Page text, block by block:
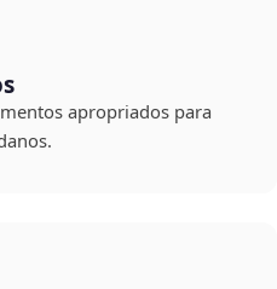
apropriados para